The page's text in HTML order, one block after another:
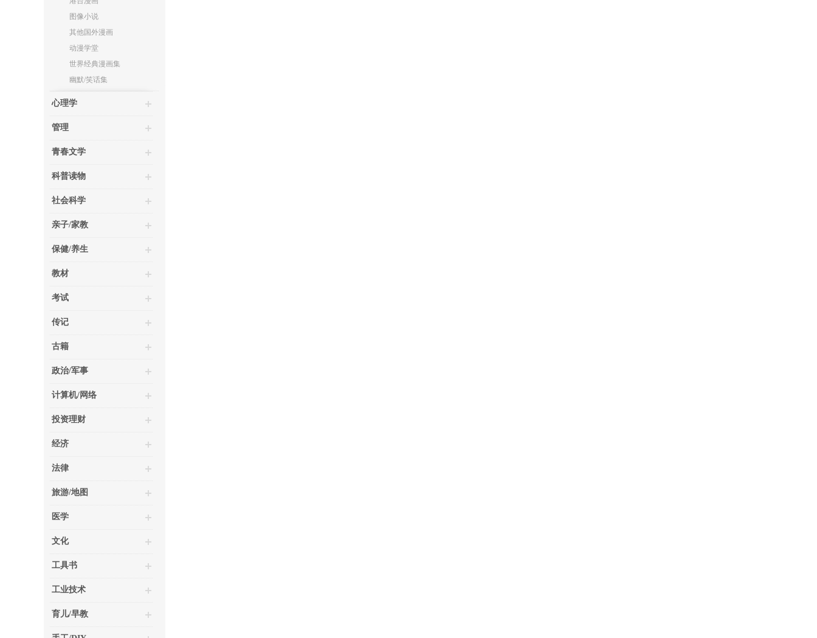
图像小说
其他国外漫画
动漫学堂
世界经典漫画集
幽默/笑话集
心理学
管理
青春文学
科普读物
社会科学
亲子/家教
保健/养生
教材
考试
传记
古籍
政治/军事
计算机/网络
投资理财
经济
法律
旅游/地图
医学
文化
工具书
工业技术
育儿/早教